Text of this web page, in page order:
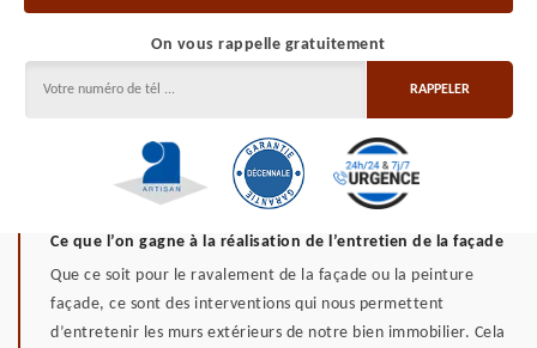
On vous rappelle gratuitement
Ce que l’on gagne à la réalisation de l’entretien de la façade
Que ce soit pour le ravalement de la façade ou la peinture
façade, ce sont des interventions qui nous permettent
d’entretenir les murs extérieurs de notre bien immobilier. Cela